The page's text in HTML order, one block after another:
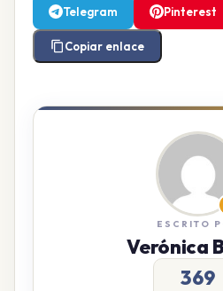
Telegram Pinterest
Copiar enlace
ESCRITO
Verónica
369